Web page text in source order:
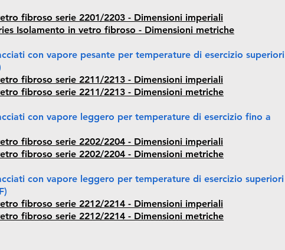
fibroso serie 2201/2203 - Dimensioni imperiali
Isolamento in vetro fibroso - Dimensioni metriche
con vapore pesante per temperature di esercizio superiori
fibroso serie 2211/2213 - Dimensioni imperiali
fibroso serie 2211/2213 - Dimensioni metriche
con vapore leggero per temperature di esercizio fino a
fibroso serie 2202/2204 - Dimensioni imperiali
fibroso serie 2202/2204 - Dimensioni metriche
con vapore leggero per temperature di esercizio superiori
fibroso serie 2212/2214 - Dimensioni imperiali
fibroso serie 2212/2214 - Dimensioni metriche